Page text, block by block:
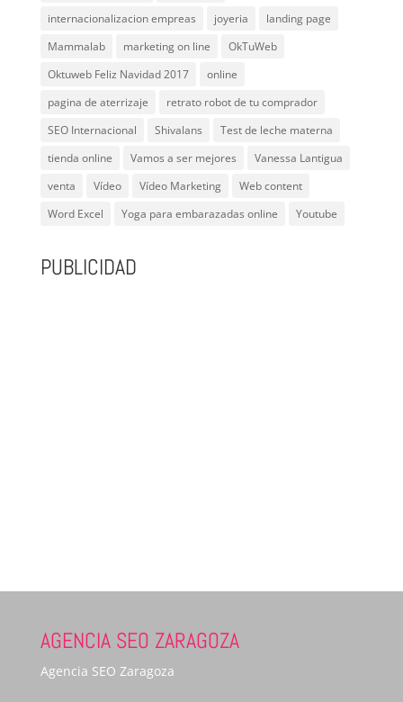
internacionalizacion empreas
joyeria
landing page
Mammalab
marketing on line
OkTuWeb
Oktuweb Feliz Navidad 2017
online
pagina de aterrizaje
retrato robot de tu comprador
SEO Internacional
Shivalans
Test de leche materna
tienda online
Vamos a ser mejores
Vanessa Lantigua
venta
Vídeo Vídeo Marketing
Web content
Word Excel
Yoga para embarazadas online Youtube
PUBLICIDAD
AGENCIA SEO ZARAGOZA
Agencia SEO Zaragoza